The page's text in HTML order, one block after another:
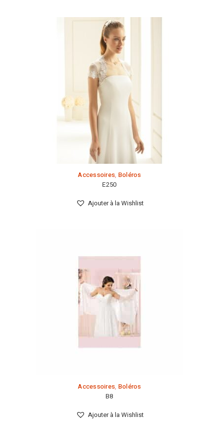
Accessoires, Boléros
E250
Ajouter à la Wishlist
Accessoires, Boléros
B8
Ajouter à la Wishlist